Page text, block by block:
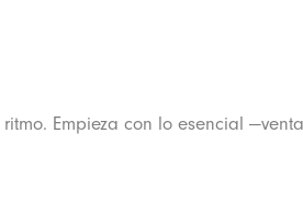
Empieza con lo esencial